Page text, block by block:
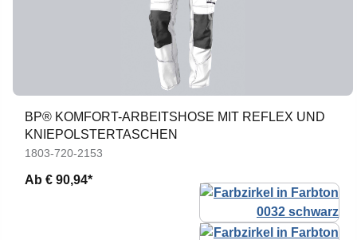
BP® KOMFORT-ARBEITSHOSE MIT REFLEX UND
KNIEPOLSTERTASCHEN
1803-720-2153
Ab € 90,94*